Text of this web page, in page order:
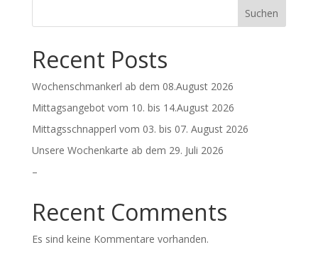
Suchen
Recent Posts
Wochenschmankerl ab dem 08.August 2026
Mittagsangebot vom 10. bis 14.August 2026
Mittagsschnapperl vom 03. bis 07. August 2026
Unsere Wochenkarte ab dem 29. Juli 2026
–
Recent Comments
Es sind keine Kommentare vorhanden.